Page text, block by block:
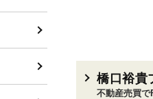
橋口裕貴
不動産売買